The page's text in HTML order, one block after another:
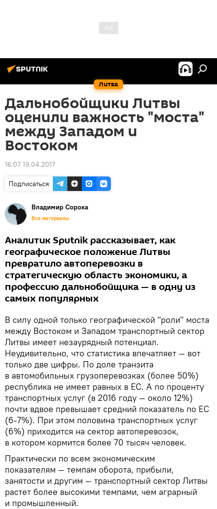
Литва
Дальнобойщики Литвы
оценили важность "моста"
между Западом и
Востоком
16:07 19.04.2017
Подписаться
Владимир Сорока
Все материалы
Аналитик Sputnik рассказывает, как
географическое положение Литвы
превратило автоперевозки в
стратегическую область экономики, а
профессию дальнобойщика — в одну из
самых популярных
В силу одной только географической "роли" моста
между Востоком и Западом транспортный сектор
Литвы имеет незаурядный потенциал.
Неудивительно, что статистика впечатляет — вот
только две цифры. По доле транзита
в автомобильных грузоперевозках (более 50%)
республика не имеет равных в ЕС. А по проценту
транспортных услуг (в 2016 году — около 12%)
почти вдвое превышает средний показатель по ЕС
(6-7%). При этом половина транспортных услуг
(6%) приходится на сектор автоперевозок,
в котором кормится более 70 тысяч человек.
Практически по всем экономическим
показателям — темпам оборота, прибыли,
занятости и другим — транспортный сектор Литвы
растет более высокими темпами, чем аграрный
и промышленный.